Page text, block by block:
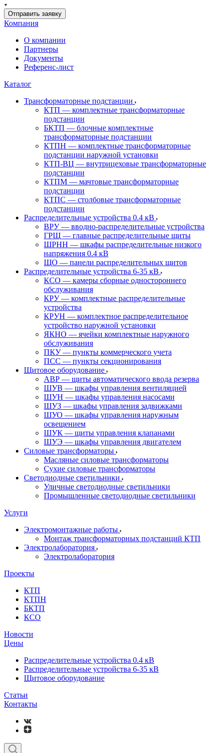
Отправить заявку
Компания
О компании
Партнеры
Документы
Референс-лист
Каталог
Трансформаторные подстанции
КТП — комплектные трансформаторные
подстанции
БКТП — блочные комплектные
трансформаторные подстанции
КТПН — комплектные трансформаторные
подстанции наружной установки
КТП-ВЦ — внутрицеховые трансформаторные
подстанции
КТПМ — мачтовые трансформаторные
подстанции
КТПС — столбовые трансформаторные
подстанции
Распределительные устройства 0.4 кВ
ВРУ — вводно-распределительные устройства
ГРЩ — главные распределительные щиты
ШРНН — шкафы распределительные низкого
напряжения 0.4 кВ
ЩО — панели распределительных щитов
Распределительные устройства 6-35 кВ
КСО — камеры сборные одностороннего
обслуживания
КРУ — комплектные распределительные
устройства
КРУН — комплектное распределительное
устройство наружной установки
ЯКНО — ячейки комплектные наружного
обслуживания
ПКУ — пункты коммерческого учета
ПСС — пункты секционирования
Щитовое оборудование
АВР — щиты автоматического ввода резерва
ШУВ — шкафы управления вентиляцией
ШУН — шкафы управления насосами
ШУЗ — шкафы управления задвижками
ШУО — шкафы управления наружным
освещением
ШУК — щиты управления клапанами
ШУЭ — шкафы управления двигателем
Силовые трансформаторы
Масляные силовые трансформаторы
Сухие силовые трансформаторы
Светодиодные светильники
Уличные светодиодные светильники
Промышленные светодиодные светильники
Услуги
Электромонтажные работы
Монтаж трансформаторных подстанций КТП
Электролаборатория
Электролаборатория
Проекты
КТП
КТПН
БКТП
КСО
Новости
Цены
Распределительные устройства 0.4 кВ
Распределительные устройства 6-35 кВ
Щитовое оборудование
Статьи
Контакты